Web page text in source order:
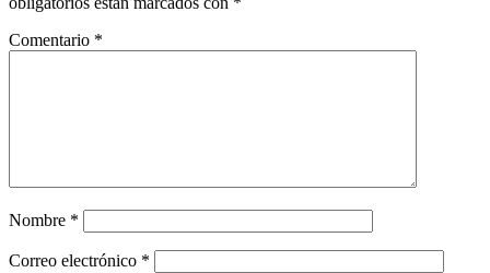
Comentario *
Nombre *
Correo electrónico *